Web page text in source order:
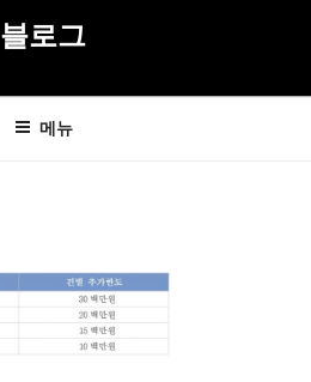
로그
메뉴